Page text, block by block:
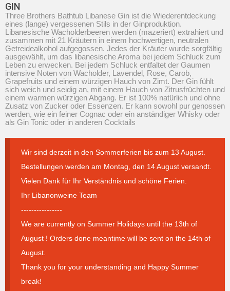
GIN
Three Brothers Bathtub Libanese Gin ist die Wiederentdeckung
eines (lange) vergessenen Stils in der Ginproduktion.
Libanesische Wacholderbeeren werden (mazeriert) extrahiert und
zusammen mit 21 Kräutern in einem hochwertigen, neutralen
Getreidealkohol aufgegossen. Jedes der Kräuter wurde sorgfältig
ausgewählt, um das libanesische Aroma bei jedem Schluck zum
Leben zu erwecken. Bei jedem Schluck entfaltet der Gaumen
intensive Noten von Wacholder, Lavendel, Rose, Carob,
Grapefruits und einem würzigen Hauch von Zimt. Der Gin fühlt
sich weich und seidig an, mit einem Hauch von Zitrusfrüchten und
einem warmen würzigen Abgang. Er ist 100% natürlich und ohne
Zusatz von Zucker oder Essenzen. Er kann sowohl pur genossen
werden, wie ein feiner Cognac oder ein anständiger Whisky oder
als Gin Tonic oder in anderen Cocktails
Wir sind derzeit in den Sommerferien bis zum 13 August.
Bestellungen werden am Montag, den 14 August versandt.
Vielen Dank für Ihr Verständnis und schöne Ferien.
Ihr Libanonweine Team
----------------
We are currently on Summer Holidays until the 13th of
August ! Orders done meantime will be sent on the 14th of
August.
Thank you for your understanding and Happy Summer
break!